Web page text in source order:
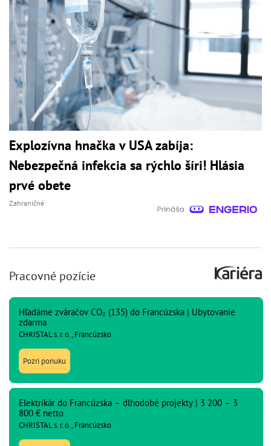
Explozívna hnačka v USA zabíja:
Nebezpečná infekcia sa rýchlo šíri! Hlásia
prvé obete
Zahraničné
Pracovné pozície
Hľadáme zváračov CO₂ (135) do Francúzska | Ubytovanie
zdarma
CHRISTAL s. r. o., Francúzsko
Pozri ponuku
Elektrikár do Francúzska – dlhodobé projekty | 3 200 – 3
800 € netto
CHRISTAL s. r. o., Francúzsko